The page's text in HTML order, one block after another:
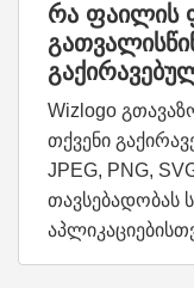
რა ფაილის
Wizlogo
თქვენი
JPEG, PNG,
თავსებადობას